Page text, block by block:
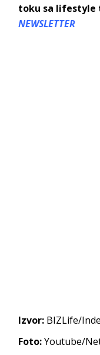
toku sa lifestyle
NEWSLETTER
Izvor: BIZLife/
Foto:Youtube/